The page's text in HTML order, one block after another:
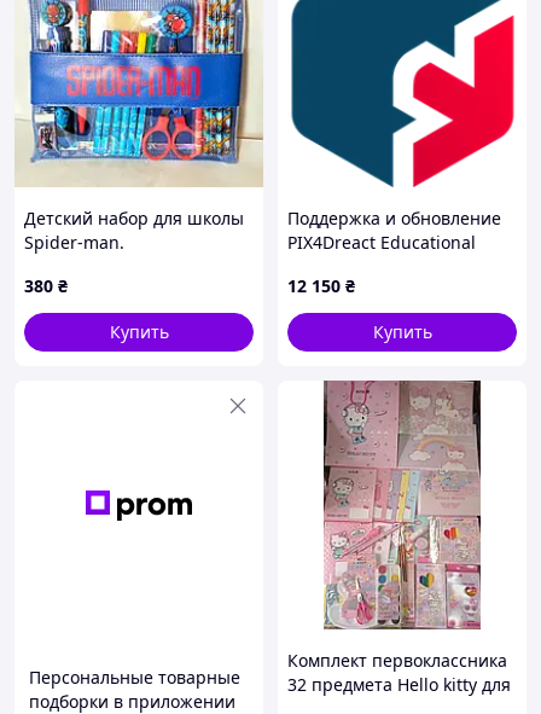
Детский набор для школы
Spider-man.
380 ₴
Купить
Поддержка и обновление
PIX4Dreact Educational
окончания срока действия)
12 150 ₴
Купить
Персональные товарные
подборки в приложении
Комплект первоклассника
32 предмета Hello kitty для